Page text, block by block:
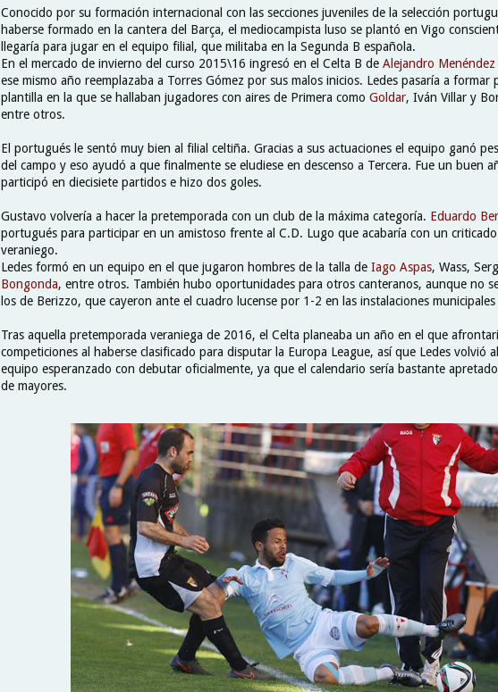
Conocido por su formación internacional con las secciones juveniles de la selección
haberse formado en la cantera del Barça, el mediocampista luso se plantó en Vigo
llegaría para jugar en el equipo filial, que militaba en la Segunda B española.
En el mercado de invierno del curso 2015\16 ingresó en el Celta B de Alejandro Menéndez
ese mismo año reemplazaba a Torres Gómez por sus malos inicios. Ledes pasaría a formar
plantilla en la que se hallaban jugadores con aires de Primera como Goldar, Iván Villar y
entre otros.
El portugués le sentó muy bien al filial celtiña. Gracias a sus actuaciones el equipo ganó
del campo y eso ayudó a que finalmente se eludiese en descenso a Tercera. Fue un buen
participó en diecisiete partidos e hizo dos goles.
Gustavo volvería a hacer la pretemporada con un club de la máxima categoría. Eduardo
portugués para participar en un amistoso frente al C.D. Lugo que acabaría con un
veraniego.
Ledes formó en un equipo en el que jugaron hombres de la talla de Iago Aspas, Wass,
Bongonda, entre otros. También hubo oportunidades para otros canteranos, aunque no
los de Berizzo, que cayeron ante el cuadro lucense por 1-2 en las instalaciones
Tras aquella pretemporada veraniega de 2016, el Celta planeaba un año en el que
competiciones al haberse clasificado para disputar la Europa League, así que Ledes volvió
equipo esperanzado con debutar oficialmente, ya que el calendario sería bastante
de mayores.